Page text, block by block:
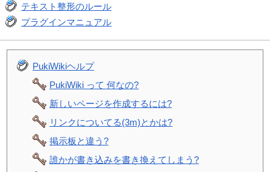
テキスト整形のルール
プラグインマニュアル
PukiWikiヘルプ
PukiWiki って 何なの?
新しいページを作成するには?
リンクについてる(3m)とかは?
掲示板と違う?
誰かが書き込みを書き換えてしまう?